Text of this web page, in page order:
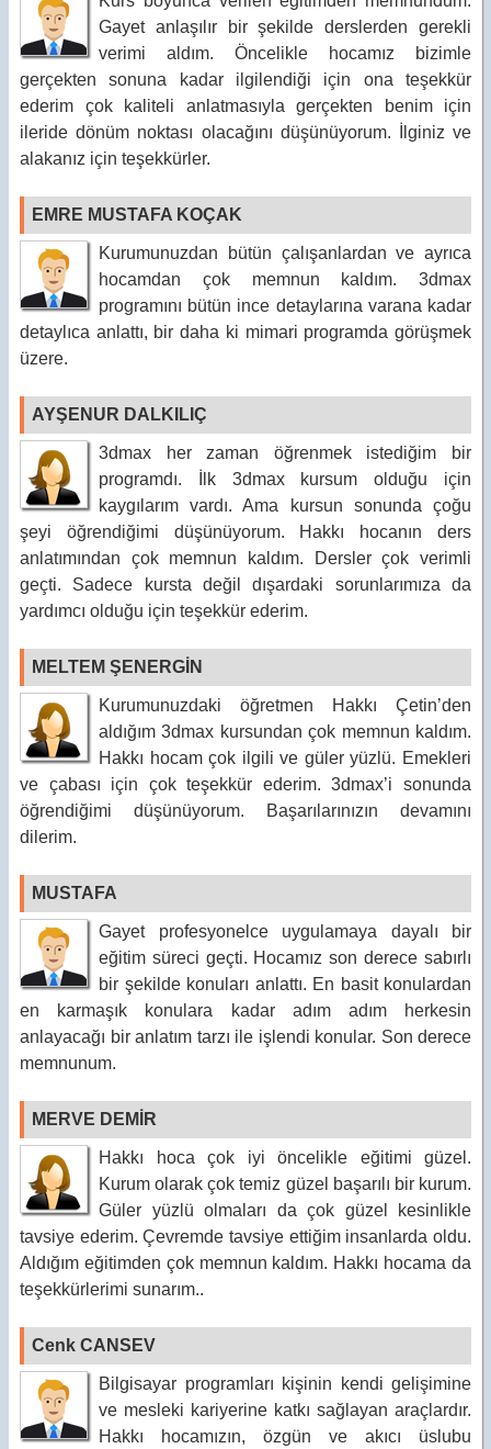
Gayet anlaşılır bir şekilde derslerden gerekli
verimi aldım. Öncelikle hocamız bizimle
gerçekten sonuna kadar ilgilendiği için ona teşekkür
ederim çok kaliteli anlatmasıyla gerçekten benim için
ileride dönüm noktası olacağını düşünüyorum. İlginiz ve
alakanız için teşekkürler.
EMRE MUSTAFA KOÇAK
Kurumunuzdan bütün çalışanlardan ve ayrıca
hocamdan çok memnun kaldım. 3dmax
programını bütün ince detaylarına varana kadar
detaylıca anlattı, bir daha ki mimari programda görüşmek
üzere.
AYŞENUR DALKILIÇ
3dmax her zaman öğrenmek istediğim bir
programdı. İlk 3dmax kursum olduğu için
kaygılarım vardı. Ama kursun sonunda çoğu
şeyi öğrendiğimi düşünüyorum. Hakkı hocanın ders
anlatımından çok memnun kaldım. Dersler çok verimli
geçti. Sadece kursta değil dışardaki sorunlarımıza da
yardımcı olduğu için teşekkür ederim.
MELTEM ŞENERGİN
Kurumunuzdaki öğretmen Hakkı Çetin’den
aldığım 3dmax kursundan çok memnun kaldım.
Hakkı hocam çok ilgili ve güler yüzlü. Emekleri
ve çabası için çok teşekkür ederim. 3dmax’i sonunda
öğrendiğimi düşünüyorum. Başarılarınızın devamını
dilerim.
MUSTAFA
Gayet profesyonelce uygulamaya dayalı bir
eğitim süreci geçti. Hocamız son derece sabırlı
bir şekilde konuları anlattı. En basit konulardan
en karmaşık konulara kadar adım adım herkesin
anlayacağı bir anlatım tarzı ile işlendi konular. Son derece
memnunum.
MERVE DEMİR
Hakkı hoca çok iyi öncelikle eğitimi güzel.
Kurum olarak çok temiz güzel başarılı bir kurum.
Güler yüzlü olmaları da çok güzel kesinlikle
tavsiye ederim. Çevremde tavsiye ettiğim insanlarda oldu.
Aldığım eğitimden çok memnun kaldım. Hakkı hocama da
teşekkürlerimi sunarım..
Cenk CANSEV
Bilgisayar programları kişinin kendi gelişimine
ve mesleki kariyerine katkı sağlayan araçlardır.
Hakkı hocamızın, özgün ve akıcı üslubu